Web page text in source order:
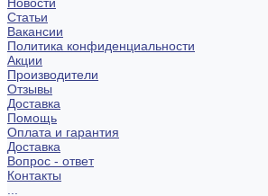
Статьи
Вакансии
Политика конфиденциальности
Акции
Производители
Отзывы
Доставка
Помощь
Оплата и гарантия
Доставка
Вопрос - ответ
Контакты